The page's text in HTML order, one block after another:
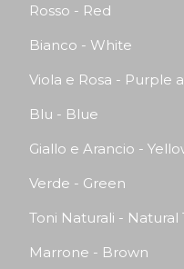
Rosso - Red
Bianco - White
Viola e Rosa - Purple
Blu - Blue
Giallo e Arancio -
Verde - Green
Toni Naturali - Natural
Marrone - Brown